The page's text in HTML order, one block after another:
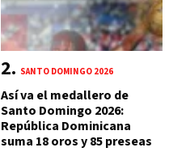
SANTO DOMINGO 2026
Así va el medallero de
Santo Domingo 2026:
República Dominicana
suma 18 oros y 85 preseas